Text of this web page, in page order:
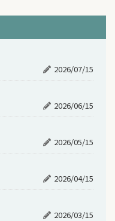
2026/07/15
2026/06/15
2026/05/15
2026/04/15
2026/03/15